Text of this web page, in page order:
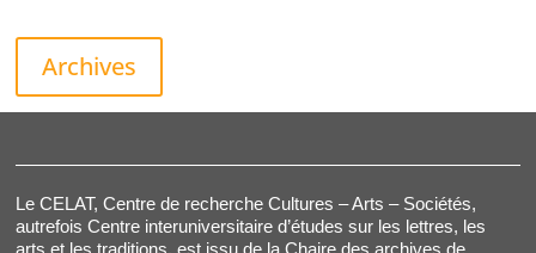
Archives
Le CELAT, Centre de recherche Cultures – Arts – Sociétés,
autrefois Centre interuniversitaire d’études sur les lettres, les